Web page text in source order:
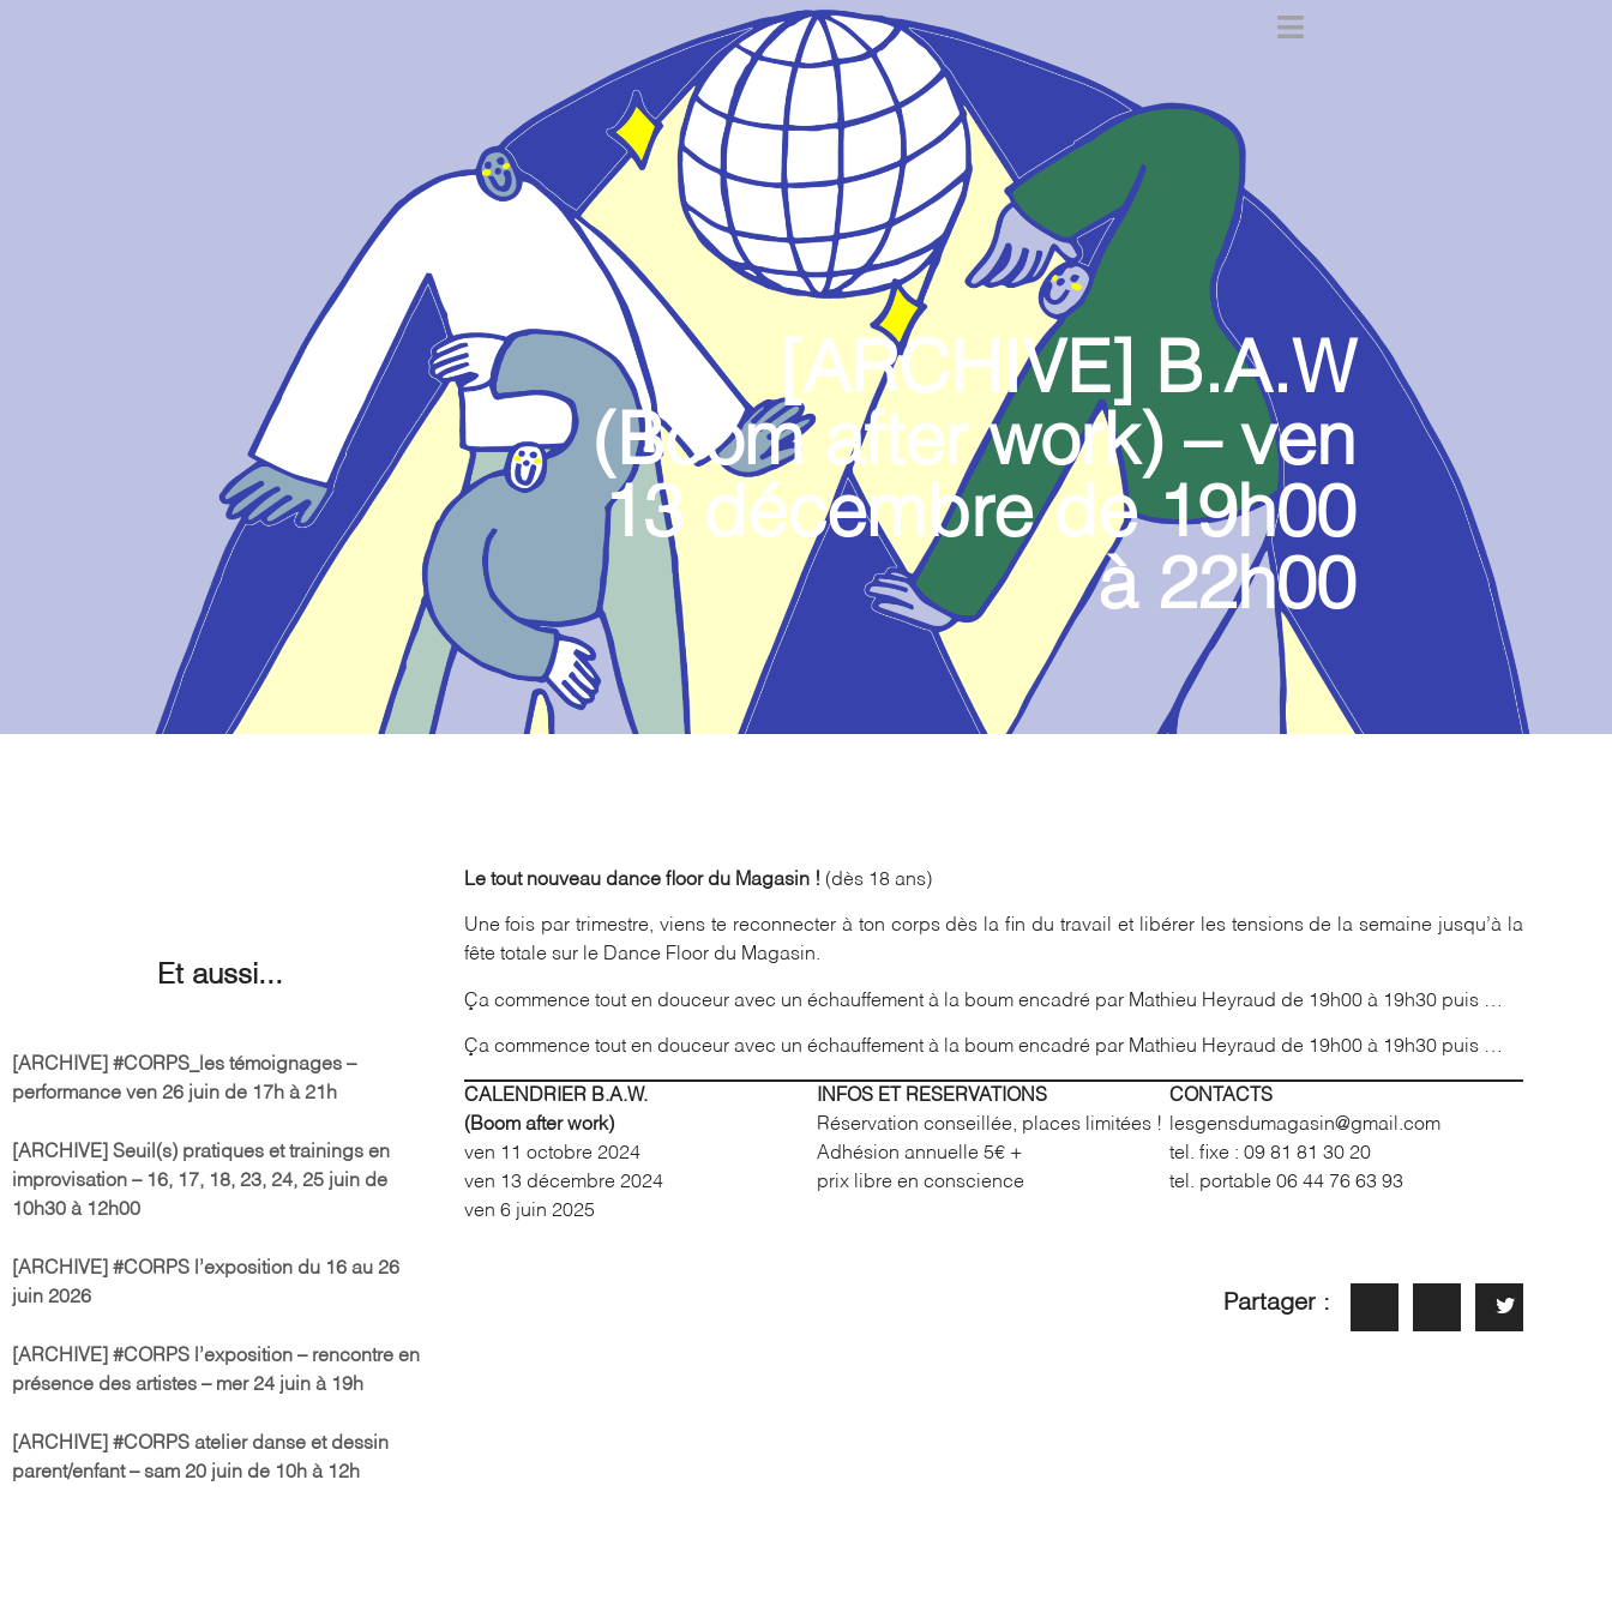
[ARCHIVE] B.A.W
(Boom after work) – ven
13 décembre de 19h00
à 22h00
Et aussi...
[ARCHIVE] #CORPS_les témoignages –
performance ven 26 juin de 17h à 21h
[ARCHIVE] Seuil(s) pratiques et trainings en
improvisation – 16, 17, 18, 23, 24, 25 juin de
10h30 à 12h00
[ARCHIVE] #CORPS l’exposition du 16 au 26
juin 2026
[ARCHIVE] #CORPS l’exposition – rencontre en
présence des artistes – mer 24 juin à 19h
[ARCHIVE] #CORPS atelier danse et dessin
parent/enfant – sam 20 juin de 10h à 12h
Le tout nouveau dance floor du Magasin ! (dès 18 ans)
Une fois par trimestre, viens te reconnecter à ton corps dès la fin du travail et libérer les tensions de la semaine jusqu’à la
fête totale sur le Dance Floor du Magasin.
Ça commence tout en douceur avec un échauffement à la boum encadré par Mathieu Heyraud de 19h00 à 19h30 puis …
Ça commence tout en douceur avec un échauffement à la boum encadré par Mathieu Heyraud de 19h00 à 19h30 puis …
CALENDRIER B.A.W.
(Boom after work)
ven 11 octobre 2024
ven 13 décembre 2024
ven 6 juin 2025
INFOS ET RESERVATIONS
Réservation conseillée, places limitées !
Adhésion annuelle 5€ +
prix libre en conscience
CONTACTS
lesgensdumagasin@gmail.com
tel. fixe : 09 81 81 30 20
tel. portable 06 44 76 63 93
Partager :